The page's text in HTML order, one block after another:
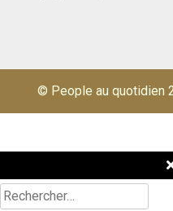
© People au quotidien
Rechercher :